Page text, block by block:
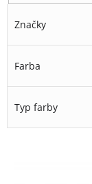
Značky
Farba
Typ farby